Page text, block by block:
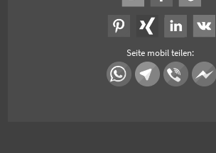
Seite mobil teilen: